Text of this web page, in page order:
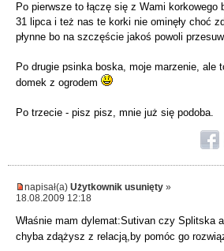
Po pierwsze to łączę się z Wami
31 lipca i też nas te korki nie ominęły choć
płynne bo na szczęście jakoś powoli
Po drugie psinka boska, moje marzenie, ale
domek z ogrodem
Po trzecie - pisz pisz, mnie już się podoba.
napisał(a) Użytkownik usunięty »
18.08.2009 12:18
Właśnie mam dylemat:Sutivan czy Splitska
chyba zdążysz z relacją,by pomóc go